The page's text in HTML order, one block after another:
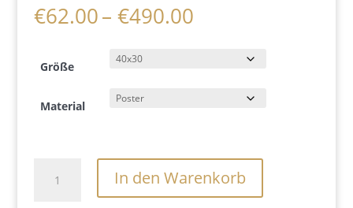
€62.00– €490.00Preisspanne:
€490.00
Größe
Material
In den Warenkorb